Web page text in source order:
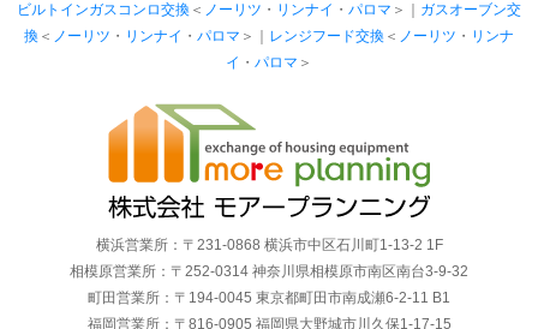
ビルトインガスコンロ交換 ＜ ノーリツ ・ リンナイ ・ パロマ ＞｜ ガスオーブン交
換 ＜ ノーリツ ・ リンナイ ・ パロマ ＞｜ レンジフード交換 ＜ ノーリツ ・ リンナ
イ ・ パロマ ＞
横浜営業所：〒231-0868 横浜市中区石川町1-13-2 1F
相模原営業所：〒252-0314 神奈川県相模原市南区南台3-9-32
町田営業所：〒194-0045 東京都町田市南成瀬6-2-11 B1
福岡営業所：〒816-0905 福岡県大野城市川久保1-17-15